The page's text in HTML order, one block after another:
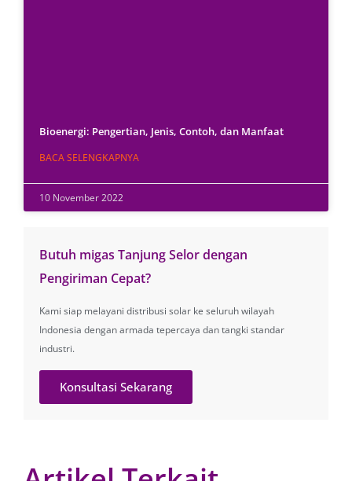
Bioenergi: Pengertian, Jenis, Contoh, dan Manfaat
BACA SELENGKAPNYA
10 November 2022
Butuh migas Tanjung Selor dengan
Pengiriman Cepat?
Kami siap melayani distribusi solar ke seluruh wilayah
Indonesia dengan armada tepercaya dan tangki standar
industri.
Konsultasi Sekarang